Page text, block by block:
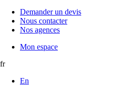
Demander un devis
Nous contacter
Nos agences
Mon espace
fr
En